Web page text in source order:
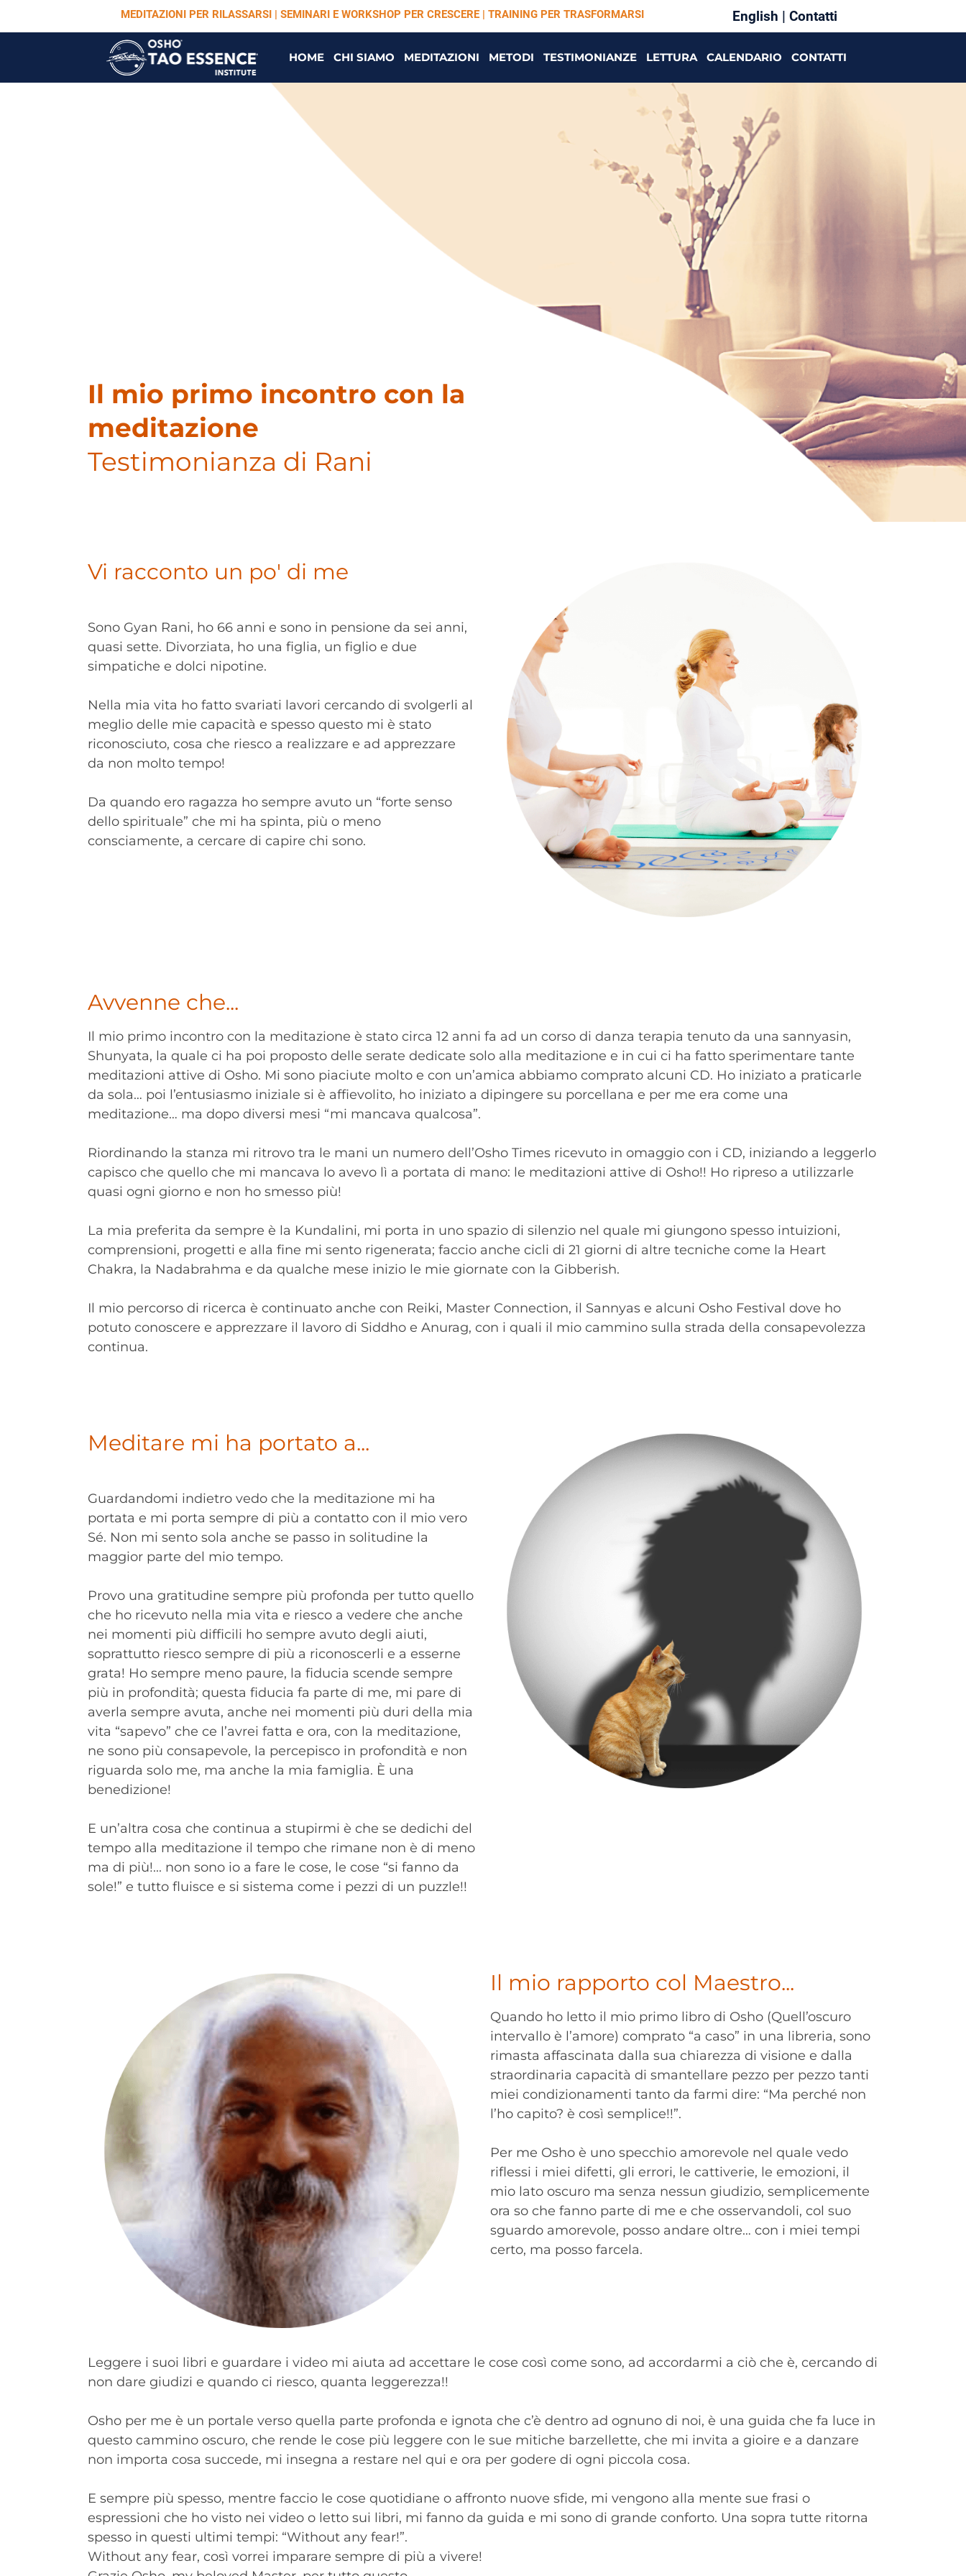
MEDITAZIONI PER RILASSARSI | SEMINARI E WORKSHOP PER CRESCERE | TRAINING PER TRASFORMARSI English | Contatti
HOME CHI SIAMO MEDITAZIONI METODI TESTIMONIANZE LETTURA CALENDARIO CONTATTI
Il mio primo incontro con la
meditazione
Testimonianza di Rani
Vi racconto un po' di me
Sono Gyan Rani, ho 66 anni e sono in pensione da sei anni,
quasi sette. Divorziata, ho una figlia, un figlio e due
simpatiche e dolci nipotine.
Nella mia vita ho fatto svariati lavori cercando di svolgerli al
meglio delle mie capacità e spesso questo mi è stato
riconosciuto, cosa che riesco a realizzare e ad apprezzare
da non molto tempo!
Da quando ero ragazza ho sempre avuto un “forte senso
dello spirituale” che mi ha spinta, più o meno
consciamente, a cercare di capire chi sono.
Avvenne che...
Il mio primo incontro con la meditazione è stato circa 12 anni fa ad un corso di danza terapia tenuto da una sannyasin,
Shunyata, la quale ci ha poi proposto delle serate dedicate solo alla meditazione e in cui ci ha fatto sperimentare tante
meditazioni attive di Osho. Mi sono piaciute molto e con un’amica abbiamo comprato alcuni CD. Ho iniziato a praticarle
da sola… poi l’entusiasmo iniziale si è affievolito, ho iniziato a dipingere su porcellana e per me era come una
meditazione… ma dopo diversi mesi “mi mancava qualcosa”.
Riordinando la stanza mi ritrovo tra le mani un numero dell’Osho Times ricevuto in omaggio con i CD, iniziando a leggerlo
capisco che quello che mi mancava lo avevo lì a portata di mano: le meditazioni attive di Osho!! Ho ripreso a utilizzarle
quasi ogni giorno e non ho smesso più!
La mia preferita da sempre è la Kundalini, mi porta in uno spazio di silenzio nel quale mi giungono spesso intuizioni,
comprensioni, progetti e alla fine mi sento rigenerata; faccio anche cicli di 21 giorni di altre tecniche come la Heart
Chakra, la Nadabrahma e da qualche mese inizio le mie giornate con la Gibberish.
Il mio percorso di ricerca è continuato anche con Reiki, Master Connection, il Sannyas e alcuni Osho Festival dove ho
potuto conoscere e apprezzare il lavoro di Siddho e Anurag, con i quali il mio cammino sulla strada della consapevolezza
continua.
Meditare mi ha portato a...
Guardandomi indietro vedo che la meditazione mi ha
portata e mi porta sempre di più a contatto con il mio vero
Sé. Non mi sento sola anche se passo in solitudine la
maggior parte del mio tempo.
Provo una gratitudine sempre più profonda per tutto quello
che ho ricevuto nella mia vita e riesco a vedere che anche
nei momenti più difficili ho sempre avuto degli aiuti,
soprattutto riesco sempre di più a riconoscerli e a esserne
grata! Ho sempre meno paure, la fiducia scende sempre
più in profondità; questa fiducia fa parte di me, mi pare di
averla sempre avuta, anche nei momenti più duri della mia
vita “sapevo” che ce l’avrei fatta e ora, con la meditazione,
ne sono più consapevole, la percepisco in profondità e non
riguarda solo me, ma anche la mia famiglia. È una
benedizione!
E un’altra cosa che continua a stupirmi è che se dedichi del
tempo alla meditazione il tempo che rimane non è di meno
ma di più!... non sono io a fare le cose, le cose “si fanno da
sole!” e tutto fluisce e si sistema come i pezzi di un puzzle!!
Il mio rapporto col Maestro...
Quando ho letto il mio primo libro di Osho (Quell’oscuro
intervallo è l’amore) comprato “a caso” in una libreria, sono
rimasta affascinata dalla sua chiarezza di visione e dalla
straordinaria capacità di smantellare pezzo per pezzo tanti
miei condizionamenti tanto da farmi dire: “Ma perché non
l’ho capito? è così semplice!!”.
Per me Osho è uno specchio amorevole nel quale vedo
riflessi i miei difetti, gli errori, le cattiverie, le emozioni, il
mio lato oscuro ma senza nessun giudizio, semplicemente
ora so che fanno parte di me e che osservandoli, col suo
sguardo amorevole, posso andare oltre… con i miei tempi
certo, ma posso farcela.
Leggere i suoi libri e guardare i video mi aiuta ad accettare le cose così come sono, ad accordarmi a ciò che è, cercando di
non dare giudizi e quando ci riesco, quanta leggerezza!!
Osho per me è un portale verso quella parte profonda e ignota che c’è dentro ad ognuno di noi, è una guida che fa luce in
questo cammino oscuro, che rende le cose più leggere con le sue mitiche barzellette, che mi invita a gioire e a danzare
non importa cosa succede, mi insegna a restare nel qui e ora per godere di ogni piccola cosa.
E sempre più spesso, mentre faccio le cose quotidiane o affronto nuove sfide, mi vengono alla mente sue frasi o
espressioni che ho visto nei video o letto sui libri, mi fanno da guida e mi sono di grande conforto. Una sopra tutte ritorna
spesso in questi ultimi tempi: “Without any fear!”.
Without any fear, così vorrei imparare sempre di più a vivere!